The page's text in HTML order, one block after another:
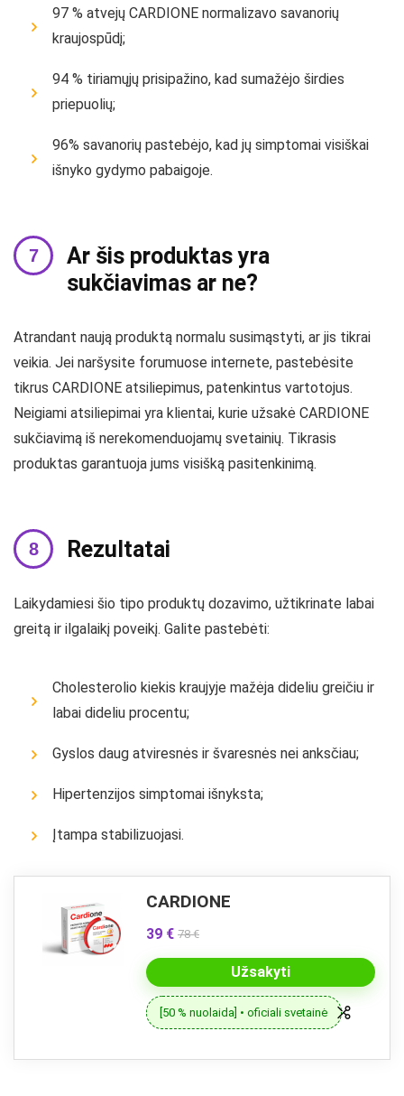
97 % atvejų CARDIONE normalizavo savanorių
kraujospūdį;
94 % tiriamųjų prisipažino, kad sumažėjo širdies
priepuolių;
96% savanorių pastebėjo, kad jų simptomai visiškai
išnyko gydymo pabaigoje.
Ar šis produktas yra
sukčiavimas ar ne?
Atrandant naują produktą normalu susimąstyti, ar jis tikrai
veikia. Jei naršysite forumuose internete, pastebėsite
tikrus CARDIONE atsiliepimus, patenkintus vartotojus.
Neigiami atsiliepimai yra klientai, kurie užsakė CARDIONE
sukčiavimą iš nerekomenduojamų svetainių. Tikrasis
produktas garantuoja jums visišką pasitenkinimą.
Rezultatai
Laikydamiesi šio tipo produktų dozavimo, užtikrinate labai
greitą ir ilgalaikį poveikį. Galite pastebėti:
Cholesterolio kiekis kraujyje mažėja dideliu greičiu ir
labai dideliu procentu;
Gyslos daug atviresnės ir švaresnės nei anksčiau;
Hipertenzijos simptomai išnyksta;
Įtampa stabilizuojasi.
CARDIONE
39 € 78 €
Užsakyti
[50 % nuolaida] • oficiali svetainė